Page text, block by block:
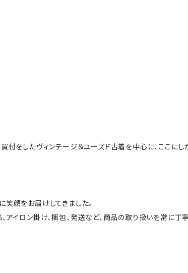
付をしたヴィンテージ＆ユーズド古着を中心に、ここに
顔をお届けしてきました。
イロン掛け、梱包、発送など、商品の取り扱いを常に丁寧